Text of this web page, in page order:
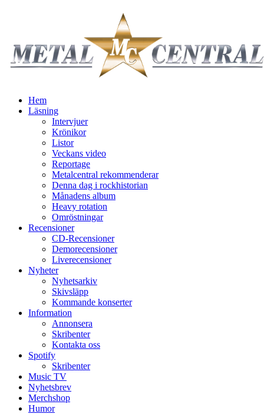
Hem
Läsning
Intervjuer
Krönikor
Listor
Veckans video
Reportage
Metalcentral rekommenderar
Denna dag i rockhistorian
Månadens album
Heavy rotation
Omröstningar
Recensioner
CD-Recensioner
Demorecensioner
Liverecensioner
Nyheter
Nyhetsarkiv
Skivsläpp
Kommande konserter
Information
Annonsera
Skribenter
Kontakta oss
Spotify
Skribenter
Music TV
Nyhetsbrev
Merchshop
Humor